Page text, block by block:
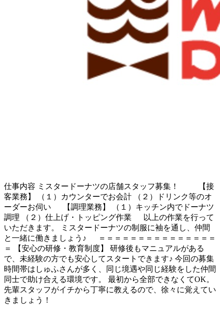
仕事内容 ミスタードーナツの店舗スタッフ募集！ 【接
客業務】 （１）カウンターでお会計 （２）ドリンク等のオ
ーダーお伺い 【調理業務】 （１）キッチン内でドーナツ
調理 （２）仕上げ・トッピング作業 以上の作業を行って
いただきます。 ミスタードーナツの制服に袖を通し、仲間
と一緒に働きましょう♪ ＝＝＝＝＝＝＝＝＝＝＝＝＝＝＝
＝ 【安心の研修・教育制度】 研修後もマニュアルがある
で、未経験の方でも安心してスタートできます♪ 今回の募集
時間帯はしゅふさんが多く、同じ境遇や同じ経験をした仲間
同士で助け合える環境です。 最初から全部できなくてOK。
先輩スタッフがイチから丁寧に教えるので、徐々に覚えてい
きましょう！